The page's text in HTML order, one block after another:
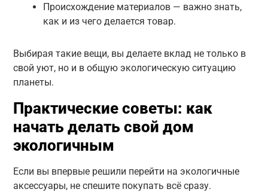
Происхождение материалов — важно знать,
как и из чего делается товар.
Выбирая такие вещи, вы делаете вклад не только в
свой уют, но и в общую экологическую ситуацию
планеты.
Практические советы: как
начать делать свой дом
экологичным
Если вы впервые решили перейти на экологичные
аксессуары, не спешите покупать всё сразу.